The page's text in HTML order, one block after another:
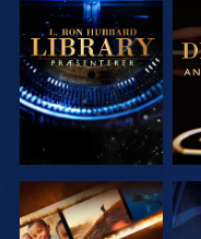
UDFORSK
SERIEN